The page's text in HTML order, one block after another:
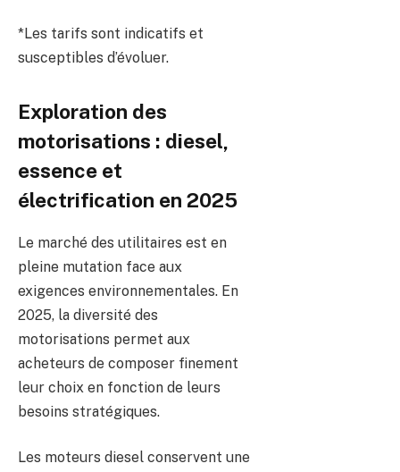
*Les tarifs sont indicatifs et
susceptibles d’évoluer.
Exploration des
motorisations : diesel,
essence et
électrification en 2025
Le marché des utilitaires est en
pleine mutation face aux
exigences environnementales. En
2025, la diversité des
motorisations permet aux
acheteurs de composer finement
leur choix en fonction de leurs
besoins stratégiques.
Les moteurs diesel conservent une